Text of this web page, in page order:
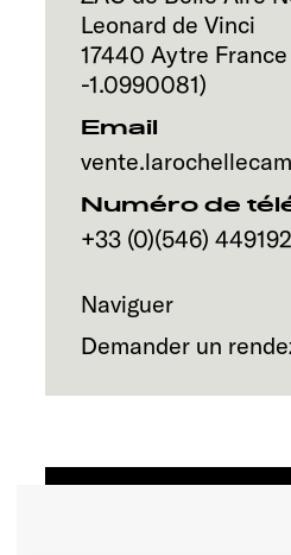
Service
Leonard de Vinci
17440 Aytre France
-1.0990081)
Email
Numéro de
+33 (0)(546) 449192
Naviguer
Demander un